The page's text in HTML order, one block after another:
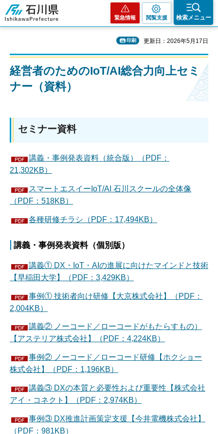
石川県
緊急情報 閲覧支援 検索メニュー
印刷 更新日：2026年5月17日
経営者のためのIoT/AI総合力向上セミ
ナー（資料）
セミナー資料
講義・事例発表資料（統合版）（PDF：
21,302KB）
スマートエスイーIoT/AI 石川スクールの全体像
（PDF：518KB）
各種研修チラシ（PDF：17,494KB）
講義・事例発表資料（個別版）
講義① DX・IoT・AIの進展に向けたマインドと技術
【早稲田大学】（PDF：3,429KB）
事例① 技術者向け研修【大京株式会社】（PDF：
2,004KB）
講義② ノーコード／ローコードがもたらすもの）
【アステリア株式会社】（PDF：4,224KB）
事例② ノーコード／ローコード研修【ホクショー
株式会社】（PDF：1,196KB）
講義③ DXの本質と必要性および重要性【株式会社
アイ・コネクト】（PDF：2,974KB）
事例③ DX推進計画策定支援【今井電機株式会社】
（PDF：981KB）